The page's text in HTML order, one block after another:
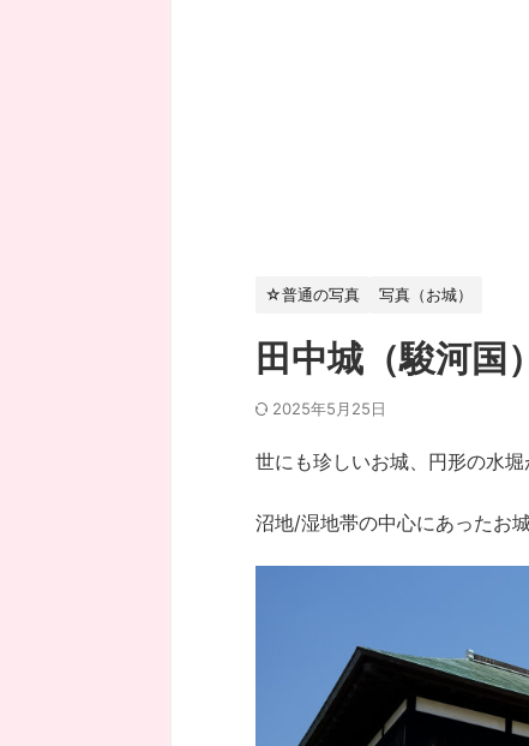
☆普通の写真 写真（お城）
田中城（駿河国
2025年5月25日
世にも珍しいお城、円形の水
沼地/湿地帯の中心にあったお